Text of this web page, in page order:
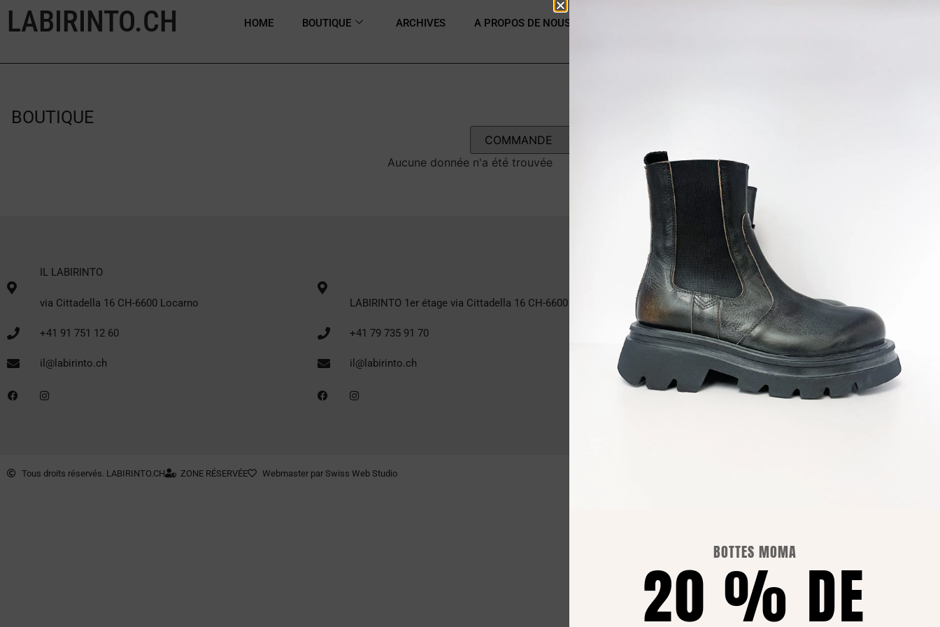
LABIRINTO.CH HOME BOUTIQUE ARCHIVES A PROPOS DE NOUS
BOUTIQUE
Aucune donnée n'a été trouvée
IL LABIRINTO
via Cittadella 16 CH-6600 Locarno
+41 91 751 12 60
il@labirinto.ch
LABIRINTO 1er étage via Cittadella 16 CH-6600 Locarno
+41 79 735 91 70
il@labirinto.ch
RAPPORT D'INFORMATION
CONDITIONS DE VENTE
POLITIQUE DE CONFIDENTIALITÉ
POLITIQUE EN MATIÈRE DE COOKIES
Tous droits réservés. LABIRINTO.CH ZONE RÉSERVÉE Webmaster par Swiss Web Studio
BOTTES MOMA
20 % DE